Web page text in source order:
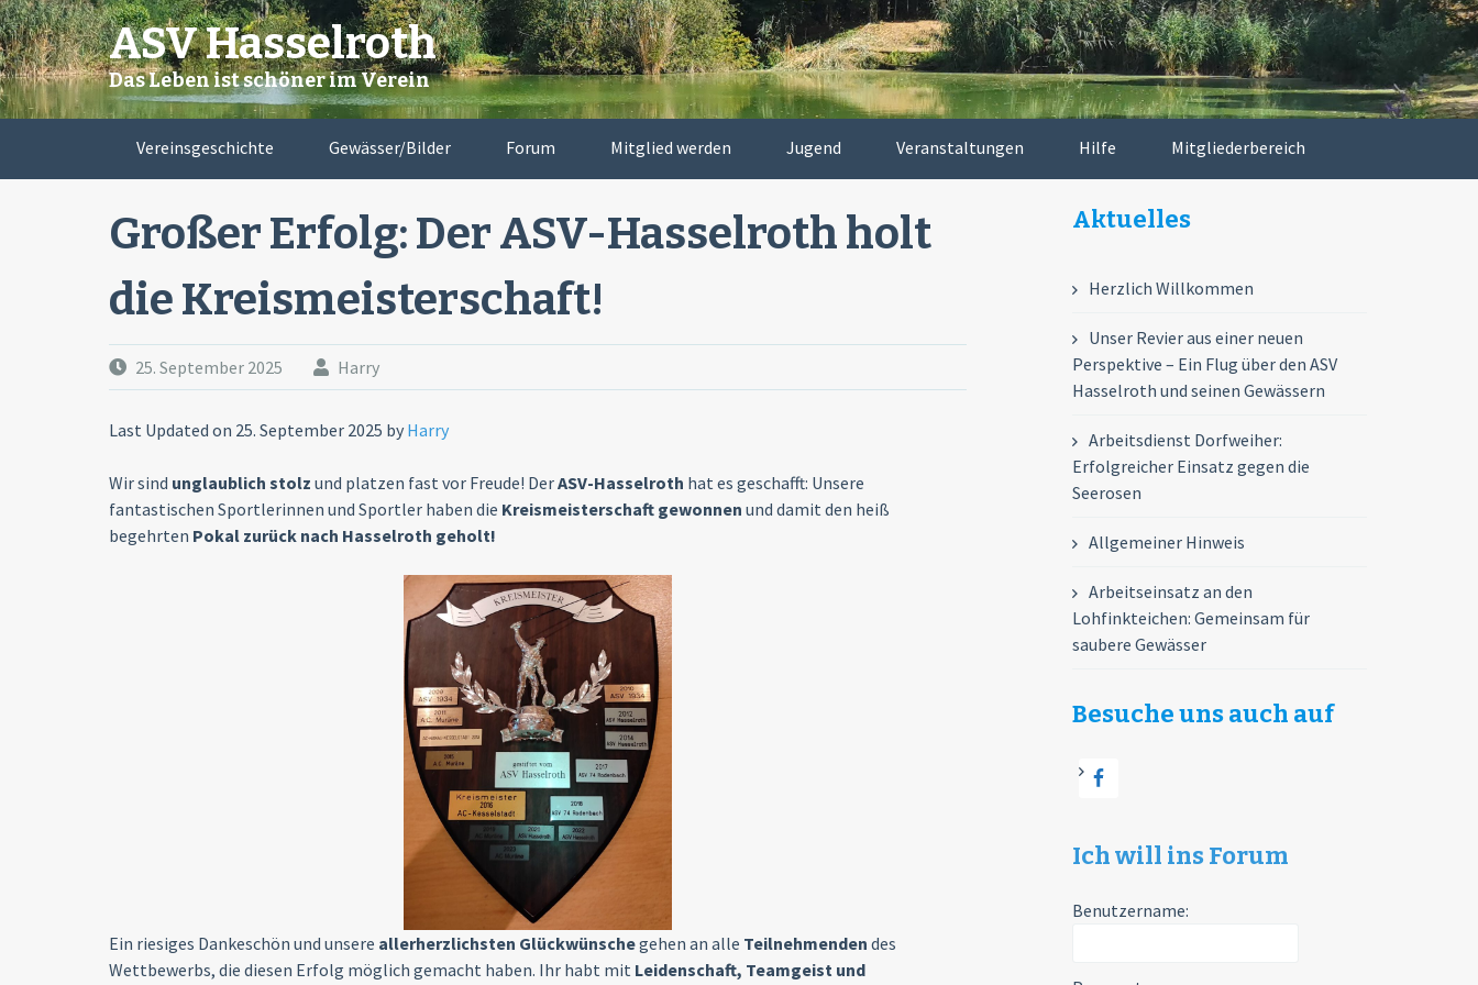
Skip
to
content
ASV Hasselroth
Das Leben ist schöner im Verein
Vereinsgeschichte Gewässer/Bilder Forum Mitglied werden Jugend Veranstaltungen Hilfe Mitgliederbereich
Großer Erfolg: Der ASV-Hasselroth holt
die Kreismeisterschaft!
25. September 2025 Harry
Last Updated on 25. September 2025 by Harry
Wir sind unglaublich stolz und platzen fast vor Freude! DerASV-Hasselroth hat es geschafft: Unsere
fantastischen Sportlerinnen und Sportler haben die Kreismeisterschaft gewonnen und damit den heiß
begehrten Pokal zurück nach Hasselroth geholt!
Ein riesiges Dankeschön und unsere allerherzlichsten Glückwünschegehen an alle Teilnehmenden des
Wettbewerbs, die diesen Erfolg möglich gemacht haben. Ihr habt mit Leidenschaft, Teamgeist und
Aktuelles
Herzlich Willkommen
Unser Revier aus einer neuen
Perspektive – Ein Flug über den ASV
Hasselroth und seinen Gewässern
Arbeitsdienst Dorfweiher:
Erfolgreicher Einsatz gegen die
Seerosen
Allgemeiner Hinweis
Arbeitseinsatz an den
Lohfinkteichen: Gemeinsam für
saubere Gewässer
Besuche uns auch auf
Ich will ins Forum
Benutzername: